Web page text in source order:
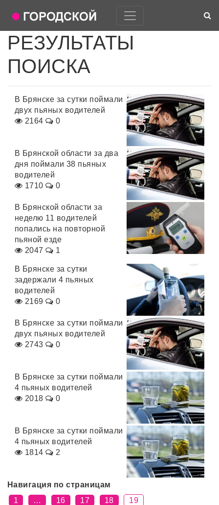
РЕЗУЛЬТАТЫ
ПОИСКА
В Брянске за сутки поймали
двух пьяных водителей
2164
0
В Брянской области за два
дня поймали 38 пьяных
водителей
1710
0
В Брянской области за
неделю 11 водителей
попались на повторной
пьяной езде
2047
1
В Брянске за сутки
задержали 4 пьяных
водителей
2169
0
В Брянске за сутки поймали
двух пьяных водителей
2743
0
В Брянске за сутки поймали
4 пьяных водителей
2018
0
В Брянске за сутки поймали
4 пьяных водителей
1814
2
Навигация по страницам
1
… 16 17 18 19